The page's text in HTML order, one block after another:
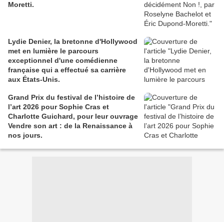
Moretti.
Lydie Denier, la bretonne d'Hollywood
met en lumière le parcours
exceptionnel d'une comédienne
française qui a effectué sa carrière
aux États-Unis.
Grand Prix du festival de l’histoire de
l’art 2026 pour Sophie Cras et
Charlotte Guichard, pour leur ouvrage
Vendre son art : de la Renaissance à
nos jours.